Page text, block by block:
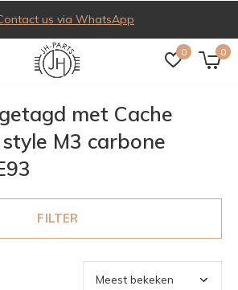
0 0
us via WhatsApp
met Cache
M3 carbone
FILTER